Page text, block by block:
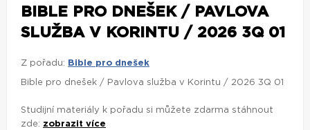
BIBLE PRO DNEŠEK / PAVLOVA
SLUŽBA V KORINTU / 2026 3Q 01
Z pořadu: Bible pro dnešek
Bible pro dnešek / Pavlova služba v Korintu / 2026 3Q 01
Studijní materiály k pořadu si můžete zdarma stáhnout
zde: zobrazit více